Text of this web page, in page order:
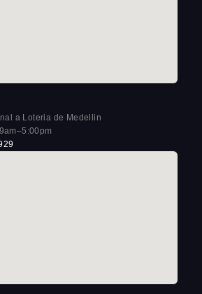
a Loteria de Medellin